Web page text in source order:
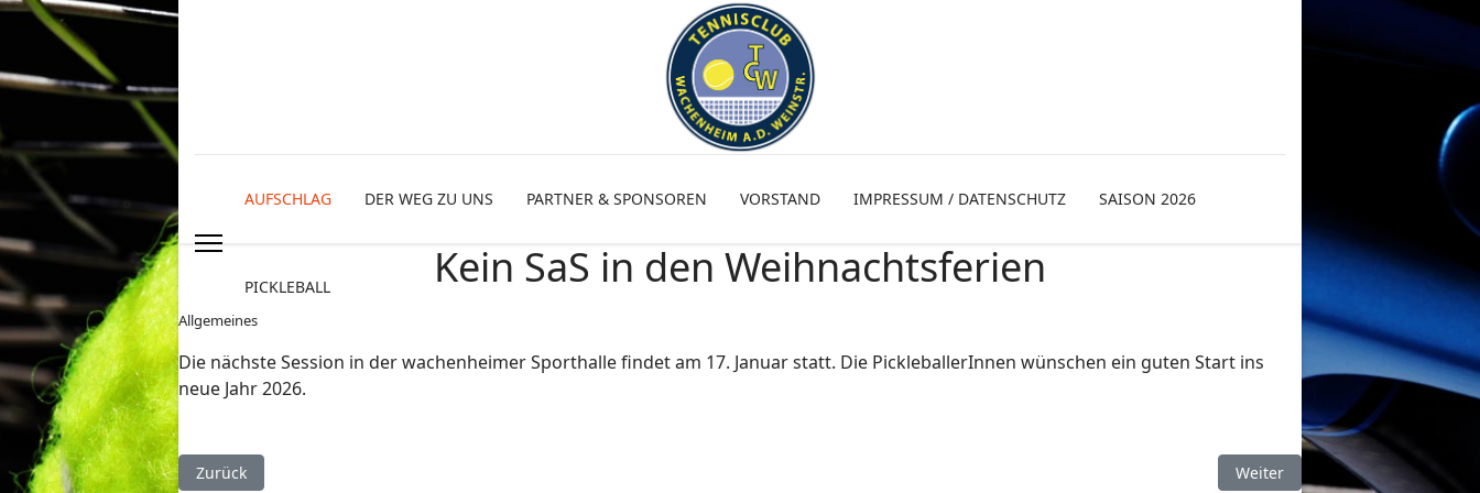
AUFSCHLAG DER WEG ZU UNS PARTNER & SPONSOREN VORSTAND IMPRESSUM / DATENSCHUTZ SAISON 2026
PICKLEBALL Kein SaS in den Weihnachtsferien
Allgemeines
Die nächste Session in der wachenheimer Sporthalle findet am 17. Januar statt. Die PickleballerInnen wünschen ein guten Start ins
neue Jahr 2026.
Vorheriger Beitrag: Pickleball-Session 2026 - Sport-am-Samstag (SaS)
Zurück Nächster Beitrag: Helmut
Weiter